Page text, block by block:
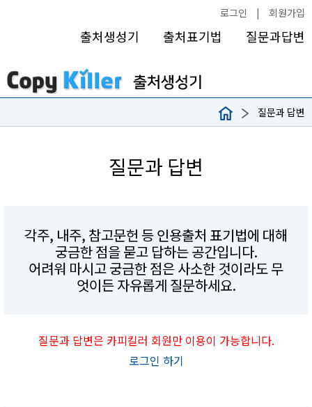
로그인 | 회원가입
출처생성기 출처표기법 질문과답변
질문과 답변
질문과 답변
각주, 내주, 참고문헌 등 인용출처 표기법에 대해
궁금한 점을 묻고 답하는 공간입니다.
어려워 마시고 궁금한 점은 사소한 것이라도 무
엇이든 자유롭게 질문하세요.
질문과 답변은 카피킬러 회원만 이용이 가능합니다.
로그인 하기